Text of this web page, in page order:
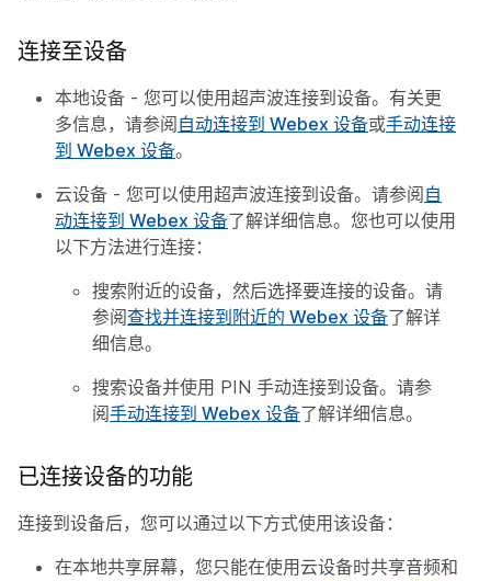
连接至设备
本地设备 - 您可以使用超声波连接到设备。有关更
多信息，请参阅 自动连接到 Webex 设备或手动连接
到 Webex 设备。
云设备 - 您可以使用超声波连接到设备。请参阅 自
动连接到 Webex 设备了解详细信息。您也可以使用
以下方法进行连接：
搜索附近的设备，然后选择要连接的设备。请
参阅查找并连接到附近的 Webex 设备了解详
细信息。
搜索设备并使用 PIN 手动连接到设备。请参
阅手动连接到 Webex 设备了解详细信息。
已连接设备的功能
连接到设备后，您可以通过以下方式使用该设备：
在本地共享屏幕，您只能在使用云设备时共享音频和